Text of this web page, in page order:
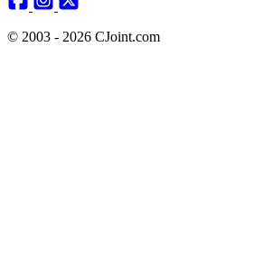
© 2003 - 2026 CJoint.com